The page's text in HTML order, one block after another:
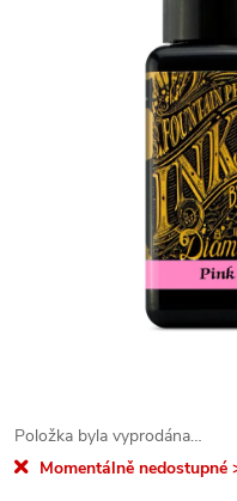
Položka byla vyprodána…
Momentálně nedostupné